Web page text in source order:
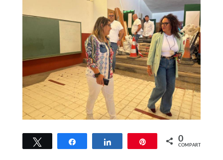
Twittear Compartir Compartir 0
COMPARTIR